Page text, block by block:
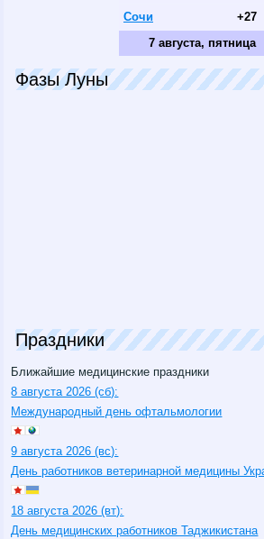
Сочи
+27
7 августа, пятница
Фазы Луны
Праздники
Ближайшие медицинские праздники
8 августа 2026 (сб):
Международный день офтальмологии
9 августа 2026 (вс):
День работников ветеринарной медицины
18 августа 2026 (вт):
День медицинских работников Таджикистана